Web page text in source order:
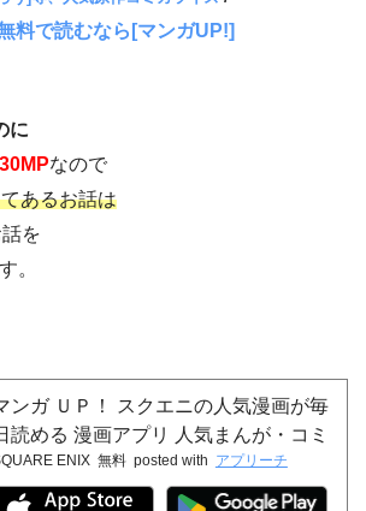
料で読むなら[マンガUP!]
に
30MPなので
あるお話は
を
。
ンガ ＵＰ！ スクエニの人気漫画が毎
読める 漫画アプリ 人気まんが・コミ
クが無料
ENIX 無料 posted with アプリーチ